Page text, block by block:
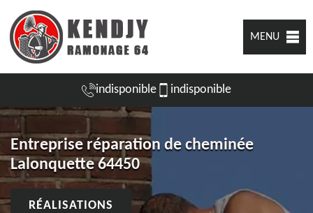
MENU
indisponible indisponible
Entreprise réparation de cheminée
Lalonquette 64450
RÉALISATIONS